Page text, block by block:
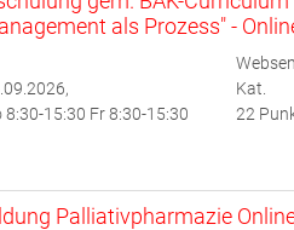
als Prozess" -
8:30-15:30 Fr 8:30-15:30
Kat.
22
Palliativpharmazie